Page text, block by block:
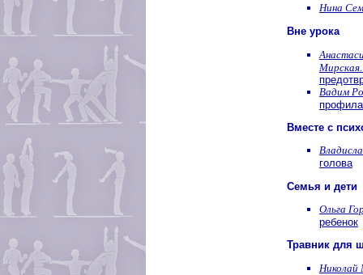
Нина
Вне урока
Мирская.
Вадим
Вместе с
голова
Семья и дети
Ольга
ребенок
Травник для
Николай